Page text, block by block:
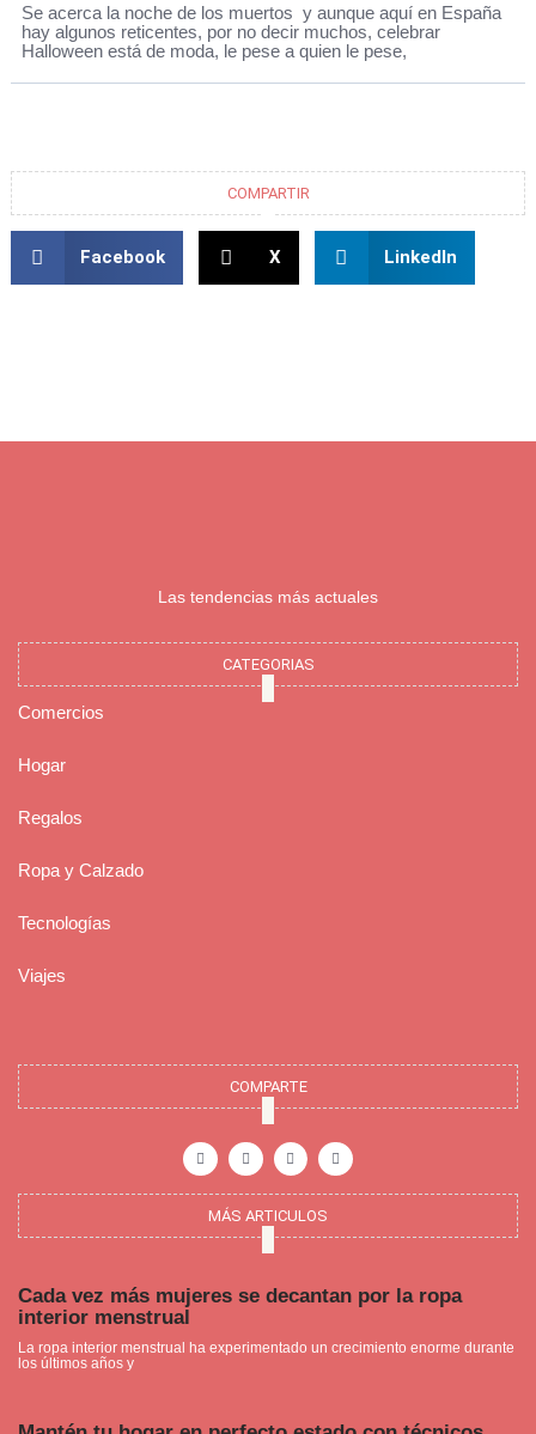
Se acerca la noche de los muertos y aunque aquí en España
hay algunos reticentes, por no decir muchos, celebrar
Halloween está de moda, le pese a quien le pese,
COMPARTIR
Facebook X LinkedIn
Las tendencias más actuales
CATEGORIAS
Comercios
Hogar
Regalos
Ropa y Calzado
Tecnologías
Viajes
COMPARTE
a
c
e
o
-
n
s
t
g
r
m
i
n
t
r
e
t
o
u
t
b
MÁS ARTICULOS
Cada vez más mujeres se decantan por la ropa
interior menstrual
La ropa interior menstrual ha experimentado un crecimiento enorme durante
los últimos años y